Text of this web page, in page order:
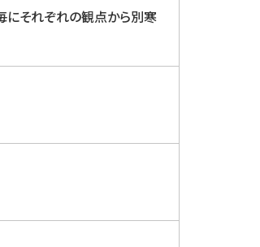
にそれぞれの観点から別寒